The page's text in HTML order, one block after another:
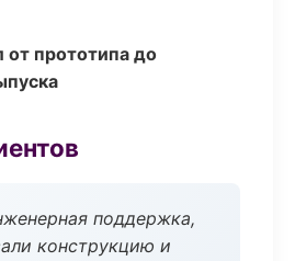
прототипа до
поддержка,
конструкцию и